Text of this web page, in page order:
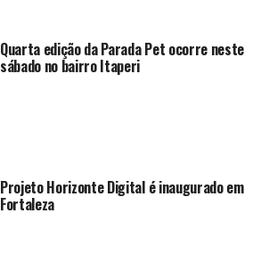
Quarta edição da Parada Pet ocorre neste
sábado no bairro Itaperi
Projeto Horizonte Digital é inaugurado em
Fortaleza